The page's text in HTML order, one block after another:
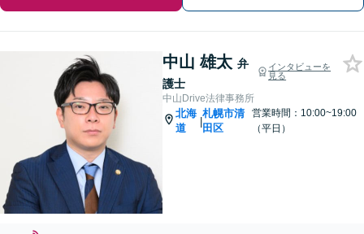
中山 雄太 弁
護士
インタビューを
見る
中山Drive法律事務所
北海
道
|
札幌市清
田区
営業時間：10:00~19:00
（平日）